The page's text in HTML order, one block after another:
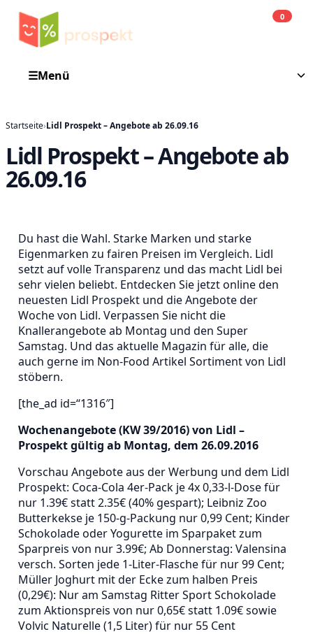
0
☰Menü
Startseite›Lidl Prospekt – Angebote ab 26.09.16
Lidl Prospekt – Angebote ab
26.09.16
Du hast die Wahl. Starke Marken und starke
Eigenmarken zu fairen Preisen im Vergleich. Lidl
setzt auf volle Transparenz und das macht Lidl bei
sehr vielen beliebt. Entdecken Sie jetzt online den
neuesten Lidl Prospekt und die Angebote der
Woche von Lidl. Verpassen Sie nicht die
Knallerangebote ab Montag und den Super
Samstag. Und das aktuelle Magazin für alle, die
auch gerne im Non-Food Artikel Sortiment von Lidl
stöbern.
[the_ad id=“1316″]
Wochenangebote (KW 39/2016) von Lidl –
Prospekt gültig ab Montag, dem 26.09.2016
Vorschau Angebote aus der Werbung und dem Lidl
Prospekt: Coca-Cola 4er-Pack je 4x 0,33-l-Dose für
nur 1.39€ statt 2.35€ (40% gespart); Leibniz Zoo
Butterkekse je 150-g-Packung nur 0,99 Cent; Kinder
Schokolade oder Yogurette im Sparpaket zum
Sparpreis von nur 3.99€; Ab Donnerstag: Valensina
versch. Sorten jede 1-Liter-Flasche für nur 99 Cent;
Müller Joghurt mit der Ecke zum halben Preis
(0,29€): Nur am Samstag Ritter Sport Schokolade
zum Aktionspreis von nur 0,65€ statt 1.09€ sowie
Volvic Naturelle (1,5 Liter) für nur 55 Cent